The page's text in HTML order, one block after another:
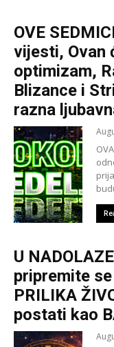
OVE
vijesti, Ovan
optimizam,
Blizance i
razna
U
pripremite
PRILIKA
postati kao